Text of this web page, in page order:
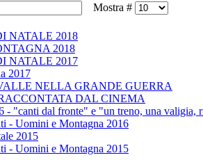
Mostra #
NATALE 2018
2018
NATALE 2017
2017
NELLA GRANDE GUERRA
DAL CINEMA
- "canti dal fronte" e "un treno, una valigia,
- Uomini e Montagna 2016
2015
- Uomini e Montagna 2015